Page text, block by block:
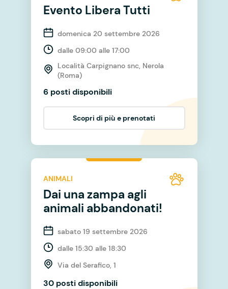
Evento Libera Tutti
domenica 20 settembre 2026
dalle 09:00 alle 17:00
Località Carpignano snc, Nerola
(Roma)
6 posti disponibili
Scopri di più e prenotati
ANIMALI
Dai una zampa agli
animali abbandonati!
sabato 19 settembre 2026
dalle 15:30 alle 18:30
Via del Serafico, 1
30 posti disponibili